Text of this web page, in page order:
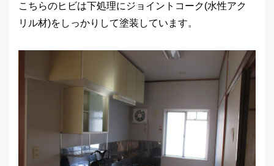
こちらのヒビは下処理にジョイントコーク(水性アク
リル材)をしっかりして塗装しています。